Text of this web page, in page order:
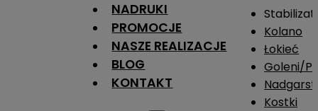
NADRUKI
PROMOCJE
NASZE REALIZACJE
BLOG
KONTAKT
Kolano
Łokieć
Goleni/
Kostki